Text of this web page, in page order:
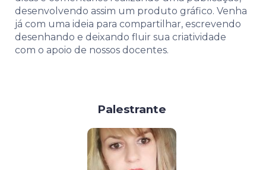
desenvolvendo assim um produto gráfico. Venha
já com uma ideia para compartilhar, escrevendo
desenhando e deixando fluir sua criatividade
com o apoio de nossos docentes.
Palestrante